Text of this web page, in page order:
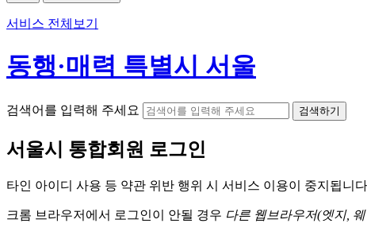
서비스 전체보기
동행·매력 특별시 서울
검색어를 입력해 주세요 검색하기
서울시 통합회원 로그인
타인 아이디 사용 등 약관 위반 행위 시 서비스 이용이 중지됩니
크롬 브라우저에서 로그인이 안될 경우 다른 웹브라우저(엣지,